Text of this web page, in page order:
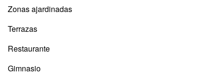
Zonas ajardinadas
Terrazas
Restaurante
Gimnasio